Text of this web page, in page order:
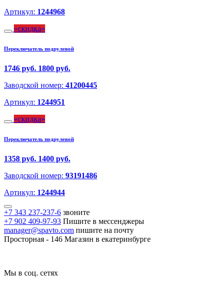
Артикул: 1244968
скидка
Переключатель подрулевой
1746 руб. 1800 руб.
Заводской номер: 41200445
Артикул: 1244951
скидка
Переключатель подрулевой
1358 руб. 1400 руб.
Заводской номер: 93191486
Артикул: 1244944
+7 343 237-237-6 звоните
+7 902 409-97-93 Пишите в мессенджеры
manager@spavto.com пишите на почту
Просторная - 146 Магазин в екатеринбурге
Мы в соц. сетях